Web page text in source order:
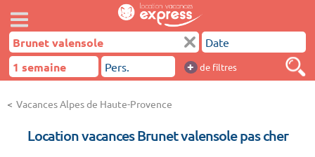
+ de filtres
Vacances Alpes de Haute-Provence
Location vacances Brunet valensole pas cher